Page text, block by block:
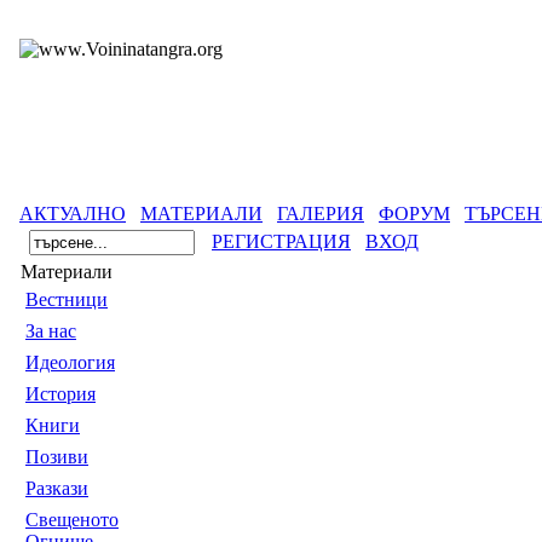
АКТУАЛНО МАТЕРИАЛИ ГАЛЕРИЯ ФОРУМ
РЕГИСТРАЦИЯ
ВХОД
Материали
Вестници
За нас
Идеология
История
Книги
Позиви
Разкази
Свещеното